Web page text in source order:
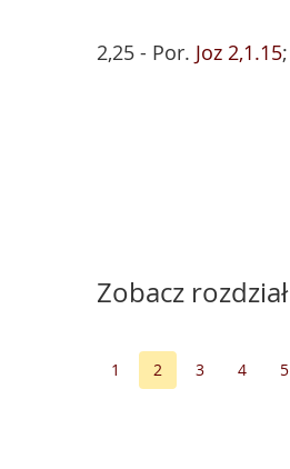
2,25 - Por. Joz 2,1.15;
Zobacz rozdział
1 2 3 4 5